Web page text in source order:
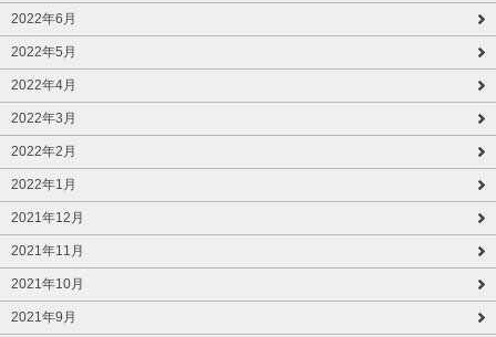
2022年6月
2022年5月
2022年4月
2022年3月
2022年2月
2022年1月
2021年12月
2021年11月
2021年10月
2021年9月